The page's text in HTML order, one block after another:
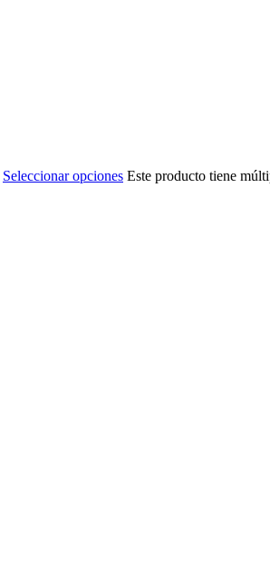
Seleccionar opciones Este producto tiene